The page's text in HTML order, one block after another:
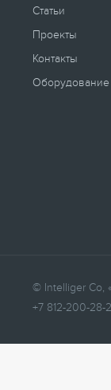
Статьи
Проекты
Контакты
Оборудование
© Intelliger Co,
+7 812-200-28-